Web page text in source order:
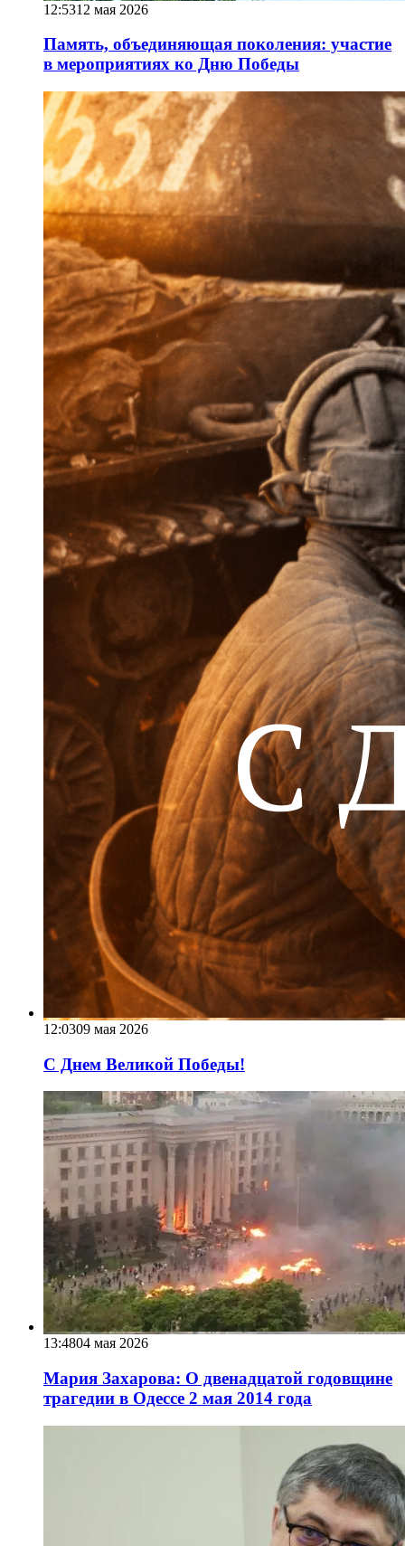
12:5312 мая 2026
Память, объединяющая поколения: участие
в мероприятиях ко Дню Победы
12:0309 мая 2026
С Днем Великой Победы!
13:4804 мая 2026
Мария Захарова: О двенадцатой годовщине
трагедии в Одессе 2 мая 2014 года